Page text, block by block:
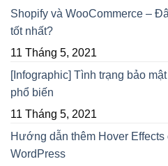
Shopify và WooCommerce –
tốt nhất?
11 Tháng 5, 2021
[Infographic] Tình trạng bảo
phổ biến
11 Tháng 5, 2021
Hướng dẫn thêm Hover Effects
WordPress